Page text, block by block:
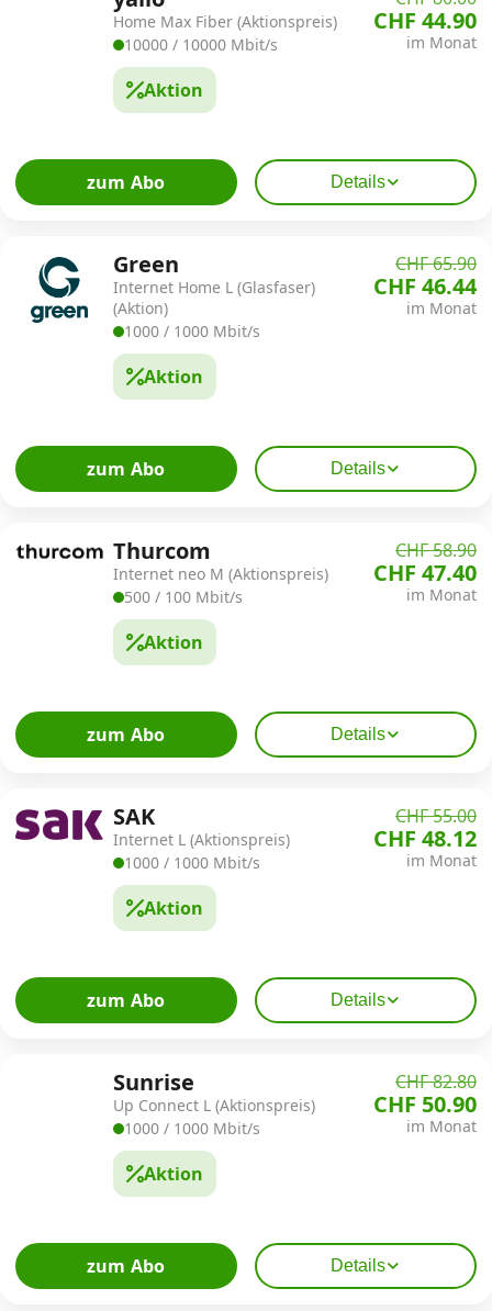
Home Max Fiber (Aktionspreis)
10000 / 10000 Mbit/s
Aktion
CHF 44.90
im Monat
zum Abo Details
Green
Internet Home L (Glasfaser)
(Aktion)
1000 / 1000 Mbit/s
Aktion
CHF 65.90
CHF 46.44
im Monat
zum Abo Details
Thurcom
Internet neo M (Aktionspreis)
500 / 100 Mbit/s
Aktion
CHF 58.90
CHF 47.40
im Monat
zum Abo Details
SAK
Internet L (Aktionspreis)
1000 / 1000 Mbit/s
Aktion
CHF 55.00
CHF 48.12
im Monat
zum Abo Details
Sunrise
Up Connect L (Aktionspreis)
1000 / 1000 Mbit/s
Aktion
CHF 82.80
CHF 50.90
im Monat
zum Abo Details